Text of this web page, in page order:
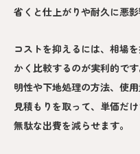
省くと仕上がりや耐久に悪
コストを抑えるには、相場
かく比較するのが実利的で
明性や下地処理の方法、使
見積もりを取って、単価だ
無駄な出費を減らせます。